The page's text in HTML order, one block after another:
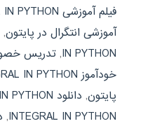
فیلم آموزشی INTEGRAL IN PYTHON
آموزشی انتگرال در پایتون,
IN PYTHON
, تدریس
خودآموز INTEGRAL IN PYTHON
پایتون, دانلود INTEGRAL IN PYTHON
INTEGRAL IN PYTHON
,